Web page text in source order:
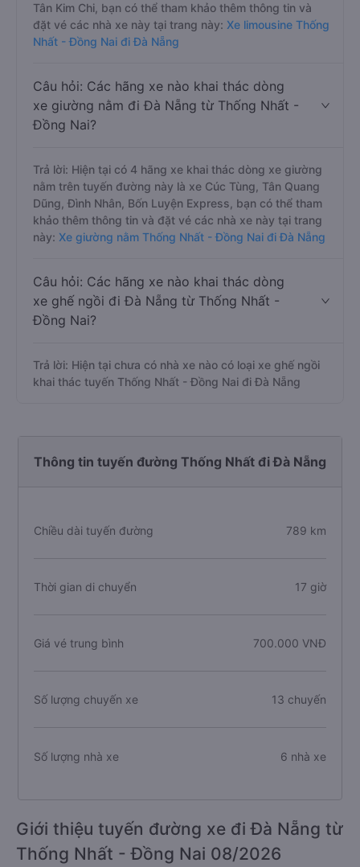
Tân Kim Chi, bạn có thể tham khảo thêm thông tin và
đặt vé các nhà xe này tại trang này: Xe limousine Thống
Nhất - Đồng Nai đi Đà Nẵng
Câu hỏi: Các hãng xe nào khai thác dòng
xe giường nằm đi Đà Nẵng từ Thống Nhất -
Đồng Nai?
Trả lời: Hiện tại có 4 hãng xe khai thác dòng xe giường
nằm trên tuyến đường này là xe Cúc Tùng, Tân Quang
Dũng, Đình Nhân, Bốn Luyện Express, bạn có thể tham
khảo thêm thông tin và đặt vé các nhà xe này tại trang
này: Xe giường nằm Thống Nhất - Đồng Nai đi Đà Nẵng
Câu hỏi: Các hãng xe nào khai thác dòng
xe ghế ngồi đi Đà Nẵng từ Thống Nhất -
Đồng Nai?
Trả lời: Hiện tại chưa có nhà xe nào có loại xe ghế ngồi
khai thác tuyến Thống Nhất - Đồng Nai đi Đà Nẵng
Thông tin tuyến đường Thống Nhất đi Đà Nẵng
Chiều dài tuyến đường 789 km
Thời gian di chuyển 17 giờ
Giá vé trung bình 700.000 VNĐ
Số lượng chuyến xe 13 chuyến
Số lượng nhà xe 6 nhà xe
Giới thiệu tuyến đường xe đi Đà Nẵng từ
Thống Nhất - Đồng Nai 08/2026